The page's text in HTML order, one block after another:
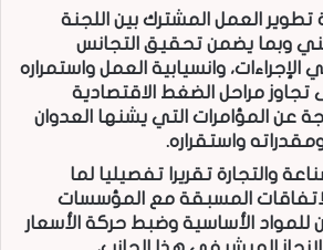
تطوير العمل المشترك بين اللجنة
وبما يضمن تحقيق التجانس
الإجراءات، وانسيابية العمل واستمراره
تجاوز مراحل الضغط الاقتصادية
عن المؤامرات التي يشنها العدوان
واستقراره.
والتجارة تقريرا تفصيليا لما
الاتفاقات المسبقة مع المؤسسات
للمواد الأساسية وضبط حركة الأسعار